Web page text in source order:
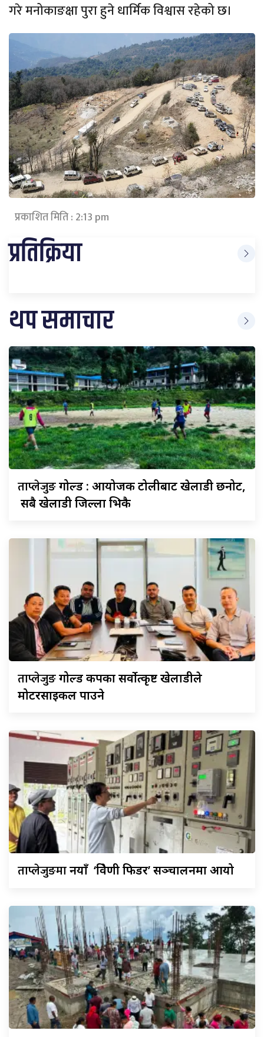
गरे मनोकाङक्षा पुरा हुने धार्मिक विश्वास रहेको छ।
प्रकाशित मिति : 2:13 pm
प्रतिक्रिया
थप समाचार
ताप्लेजुङगोल्ड : आयोजक टोलीबाट खेलाडी छनोट,
सबै खेलाडी जिल्ला भित्रकै
ताप्लेजुङगोल्ड कपका सर्वोत्कृष्ट खेलाडीले
मोटरसाइकल पाउने
ताप्लेजुङमानयाँ ‘त्रिवेणी फिडर’ सञ्चालनमा आयो